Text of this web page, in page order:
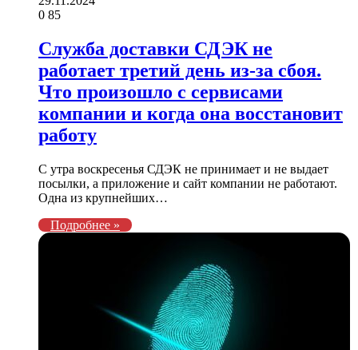
0 85
Служба доставки СДЭК не
работает третий день из-за сбоя.
Что произошло с сервисами
компании и когда она восстановит
работу
С утра воскресенья СДЭК не принимает и не выдает
посылки, а приложение и сайт компании не работают.
Одна из крупнейших…
Подробнее »